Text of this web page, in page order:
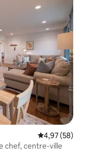
Note
4,97 (58)
chef, centre-ville